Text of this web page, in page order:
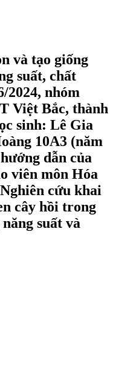
và tạo giống
suất, chất
2024, nhóm
Việt Bắc, thành
sinh: Lê Gia
10A3 (năm
dẫn của
viên môn Hóa
cứu khai
cây hồi trong
suất và